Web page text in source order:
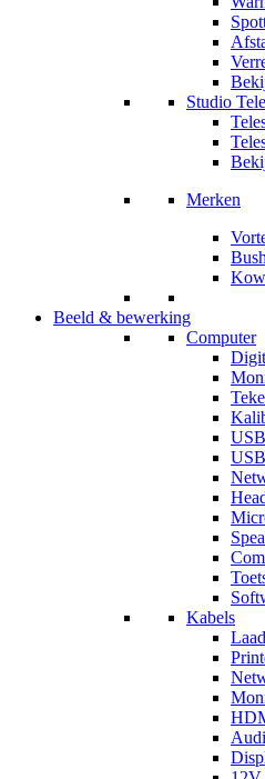
Studio
Merken
Beeld & bewerking
Computer
Kabels